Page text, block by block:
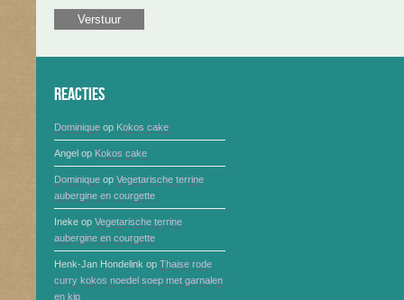
Reacties
Dominique op Kokos cake
Angel op Kokos cake
Dominique op Vegetarische terrine
aubergine en courgette
Ineke op Vegetarische terrine
aubergine en courgette
Henk-Jan Hondelink op Thaise rode
curry kokos noedel soep met garnalen
en kip